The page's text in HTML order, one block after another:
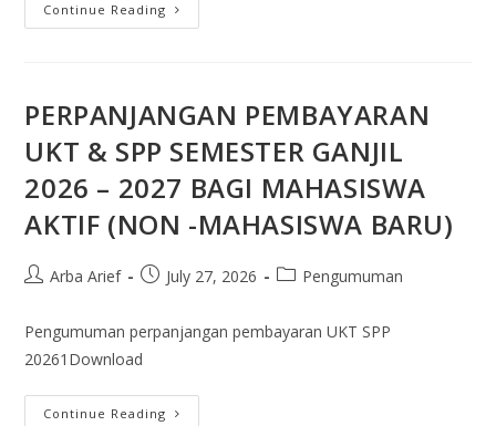
Continue Reading
PERPANJANGAN PEMBAYARAN
UKT & SPP SEMESTER GANJIL
2026 – 2027 BAGI MAHASISWA
AKTIF (NON -MAHASISWA BARU)
Arba Arief July 27, 2026 Pengumuman
Pengumuman perpanjangan pembayaran UKT SPP
20261Download
Continue Reading